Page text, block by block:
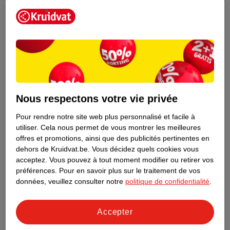
Kruidvat Jumbopack De
Couches NewBorn
Small Taille 1
taille 1 (2-5 kg), 108
pièces
15.
99
Kruidvat Jumbopack De
Couches Midi Taille 3
taille 3 (5-9 kg), 94
pièces
15.
99
Nous respectons votre vie privée
Pour rendre notre site web plus personnalisé et facile à
utiliser. Cela nous permet de vous montrer les meilleures
offres et promotions, ainsi que des publicités pertinentes en
dehors de Kruidvat.be. Vous décidez quels cookies vous
acceptez. Vous pouvez à tout moment modifier ou retirer vos
préférences. Pour en savoir plus sur le traitement de vos
données, veuillez consulter notre politique de confidentialité
Accepter